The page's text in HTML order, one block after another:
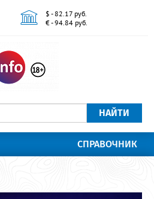
$ - 82.17 руб.
€ - 94.84 руб.
НАЙТИ
СПРАВОЧНИК